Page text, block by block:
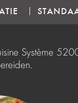
Système